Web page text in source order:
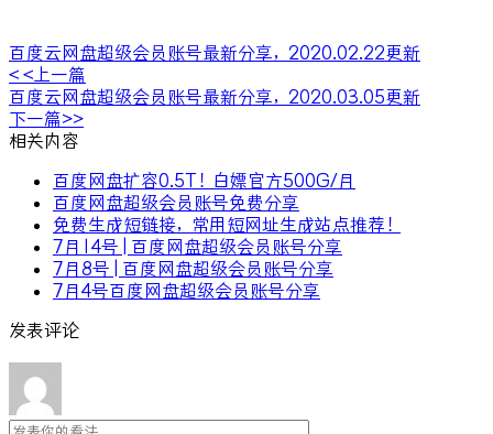
百度云网盘超级会员账号最新分享，2020.02.22更新
< <上一篇
百度云网盘超级会员账号最新分享，2020.03.05更新
下一篇>>
相关内容
百度网盘扩容0.5T！白嫖官方500G/月
百度网盘超级会员账号免费分享
免费生成短链接，常用短网址生成站点推荐！
7月14号 | 百度网盘超级会员账号分享
7月8号 | 百度网盘超级会员账号分享
7月4号百度网盘超级会员账号分享
发表评论